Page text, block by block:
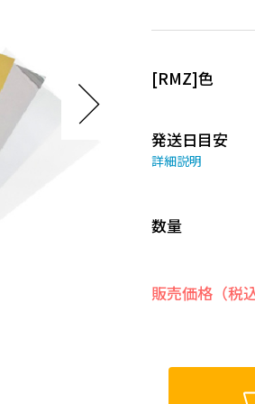
[RMZ]色
発送日目安
詳細説明
数量
販売価格（税込